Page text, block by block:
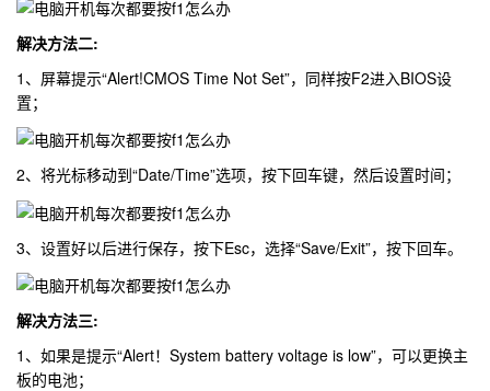
解决方法二:
1、屏幕提示“Alert!CMOS Time Not Set”，同样按F2进入BIOS设
置；
2、将光标移动到“Date/Time”选项，按下回车键，然后设置时间；
3、设置好以后进行保存，按下Esc，选择“Save/Exit”，按下回车。
解决方法三:
1、如果是提示“Alert！System battery voltage is low”，可以更换主
板的电池；